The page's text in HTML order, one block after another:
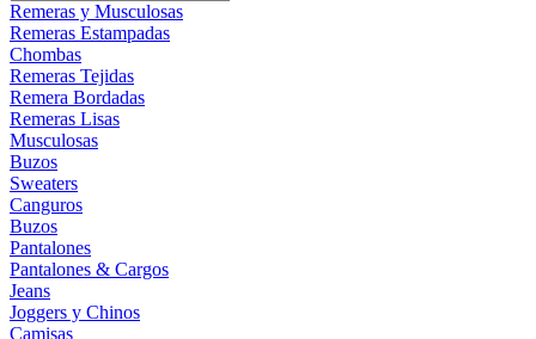
Remeras y Musculosas
Remeras Estampadas
Chombas
Remeras Tejidas
Remera Bordadas
Remeras Lisas
Musculosas
Buzos
Sweaters
Canguros
Buzos
Pantalones
Pantalones & Cargos
Jeans
Joggers y Chinos
Camisas